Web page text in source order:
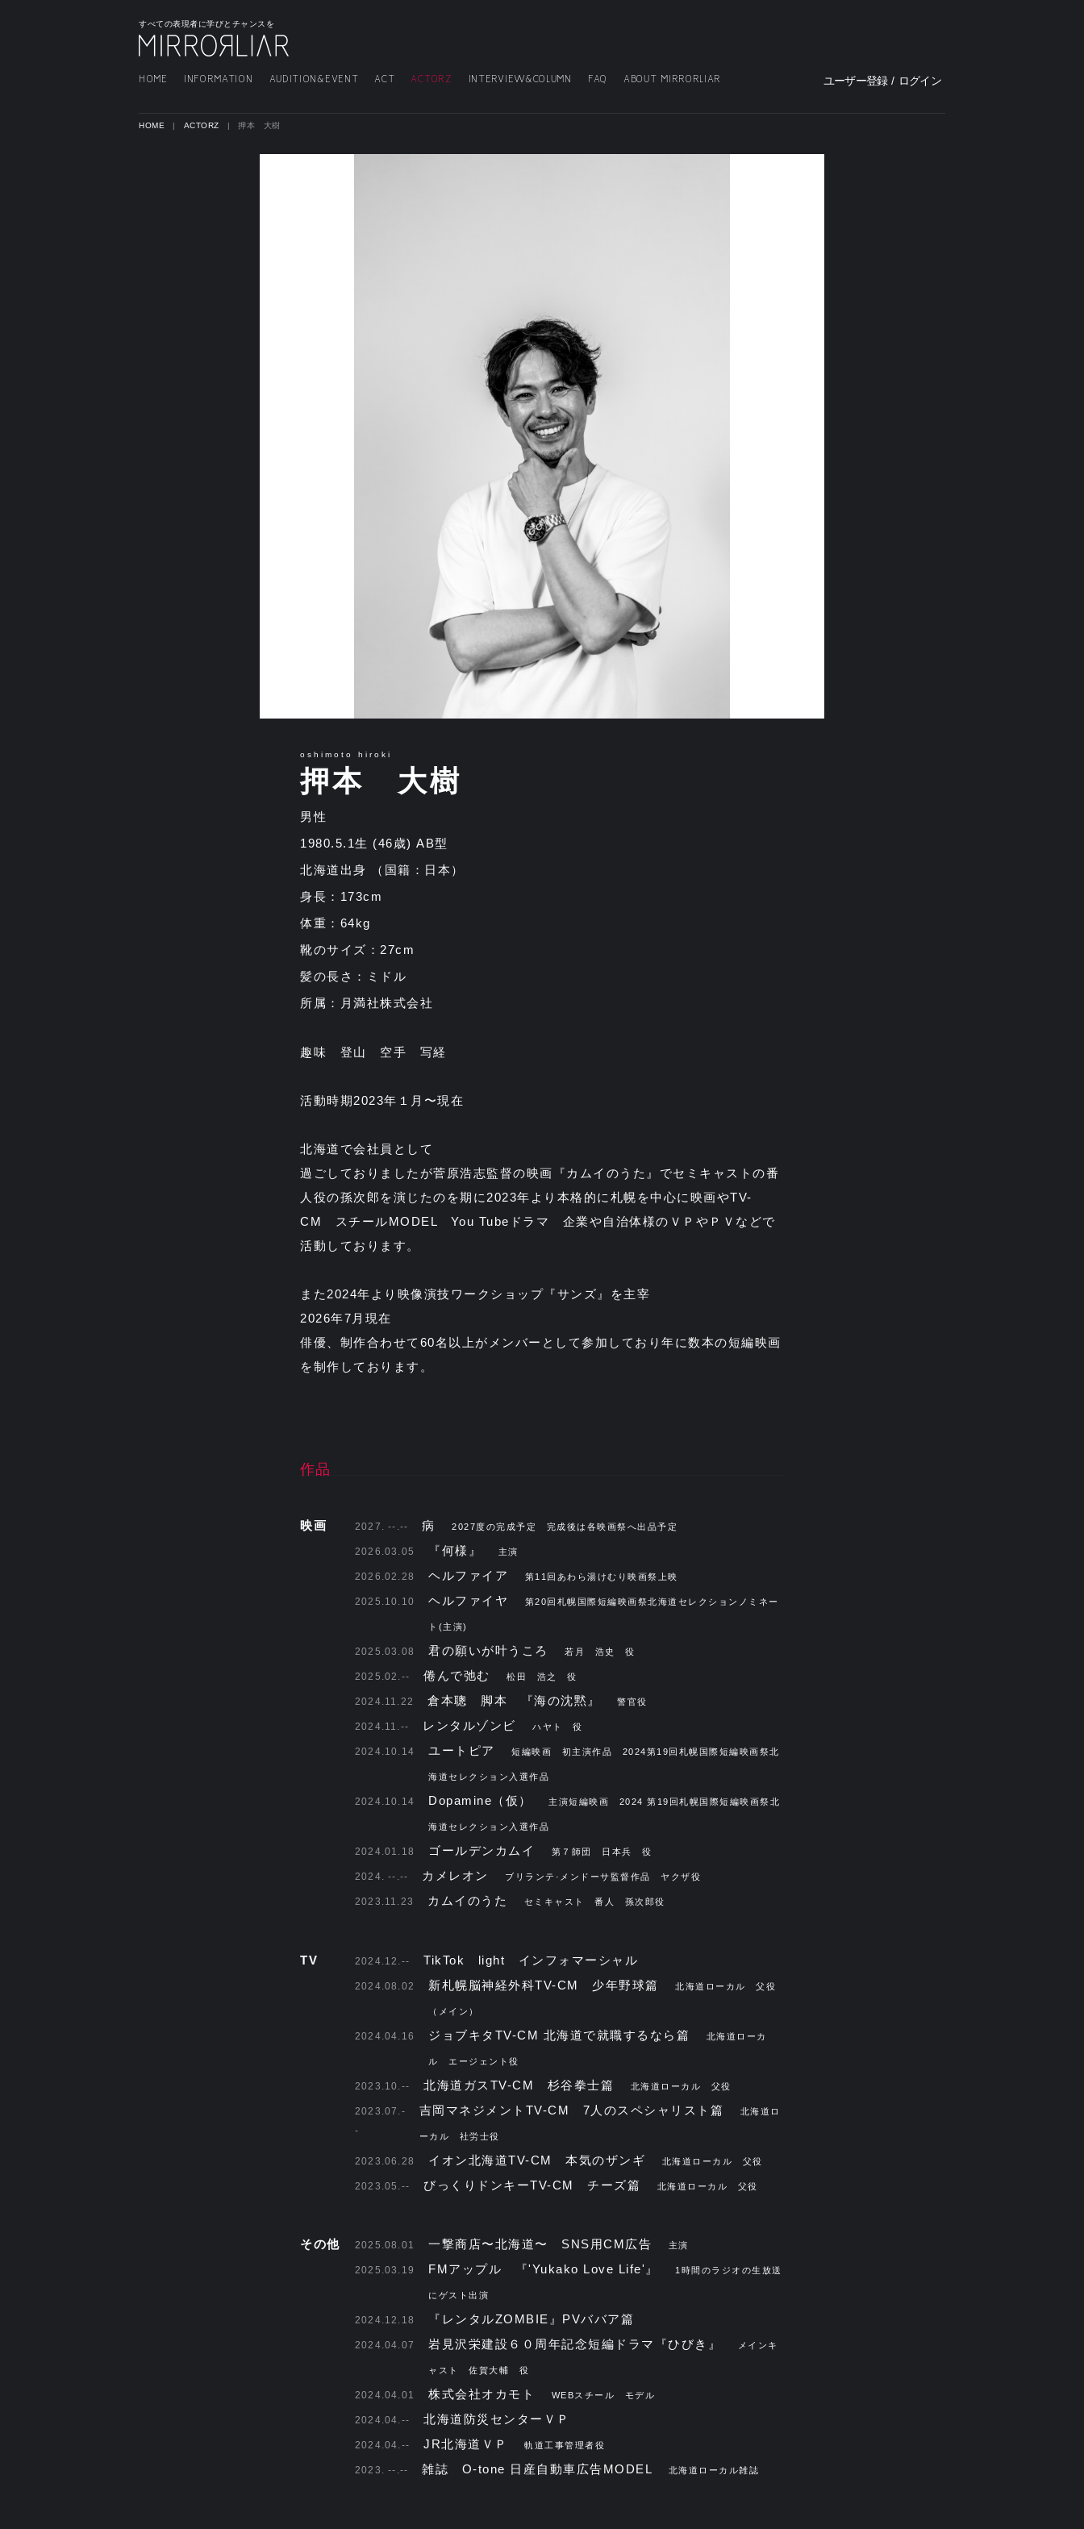
すべての表現者に学びとチャンスを
HOME INFORMATION AUDITION&EVENT ACT ACTORZ INTERVIEW&COLUMN FAQ ABOUT MIRRORLIAR ユーザー登録 / ログイン
HOME ACTORZ 押本 大樹
oshimoto hiroki
押本 大樹
男性
1980.5.1生 (46歳) AB型
北海道出身 （国籍：日本）
身長：173cm
体重：64kg
靴のサイズ：27cm
髪の長さ：ミドル
所属：月満社株式会社
趣味 登山 空手 写経
活動時期2023年１月〜現在
北海道で会社員として
過ごしておりましたが菅原浩志監督の映画『カムイのうた』でセミキャストの番
人役の孫次郎を演じたのを期に2023年より本格的に札幌を中心に映画やTV-
CM スチールMODEL You Tubeドラマ 企業や自治体様のＶＰやＰＶなどで
活動しております。
また2024年より映像演技ワークショップ『サンズ』を主宰
2026年7月現在
俳優、制作合わせて60名以上がメンバーとして参加しており年に数本の短編映画
を制作しております。
作品
映画 2027. --.-- 病 2027度の完成予定 完成後は各映画祭へ出品予定
2026.03.05 『何様』 主演
2026.02.28 ヘルファイア 第11回あわら湯けむり映画祭上映
2025.10.10 ヘルファイヤ 第20回札幌国際短編映画祭北海道セレクションノミネー
ト(主演)
2025.03.08 君の願いが叶うころ 若月 浩史 役
2025.02.-- 倦んで弛む 松田 浩之 役
2024.11.22 倉本聰 脚本 『海の沈黙』 警官役
2024.11.-- レンタルゾンビ ハヤト 役
2024.10.14 ユートピア 短編映画 初主演作品 2024第19回札幌国際短編映画祭北
海道セレクション入選作品
2024.10.14 Dopamine（仮） 主演短編映画 2024 第19回札幌国際短編映画祭北
海道セレクション入選作品
2024.01.18 ゴールデンカムイ 第７師団 日本兵 役
2024. --.-- カメレオン ブリランテ·メンドーサ監督作品 ヤクザ役
2023.11.23 カムイのうた セミキャスト 番人 孫次郎役
TV 2024.12.-- TikTok light インフォマーシャル
2024.08.02 新札幌脳神経外科TV-CM 少年野球篇 北海道ローカル 父役
（メイン）
2024.04.16 ジョブキタTV-CM 北海道で就職するなら篇 北海道ローカ
ル エージェント役
2023.10.-- 北海道ガスTV-CM 杉谷拳士篇 北海道ローカル 父役
2023.07.-
-
吉岡マネジメントTV-CM 7人のスペシャリスト篇 北海道ロ
ーカル 社労士役
2023.06.28 イオン北海道TV-CM 本気のザンギ 北海道ローカル 父役
2023.05.-- びっくりドンキーTV-CM チーズ篇 北海道ローカル 父役
その他 2025.08.01 一撃商店〜北海道〜 SNS用CM広告 主演
2025.03.19 FMアップル 『'Yukako Love Life'』 1時間のラジオの生放送
にゲスト出演
2024.12.18 『レンタルZOMBIE』PVババア篇
2024.04.07 岩見沢栄建設６０周年記念短編ドラマ『ひびき』 メインキ
ャスト 佐賀大輔 役
2024.04.01 株式会社オカモト WEBスチール モデル
2024.04.-- 北海道防災センターＶＰ
2024.04.-- JR北海道ＶＰ 軌道工事管理者役
2023. --.-- 雑誌 O-tone 日産自動車広告MODEL 北海道ローカル雑誌